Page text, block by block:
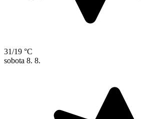
31/19 °C
sobota 8. 8.